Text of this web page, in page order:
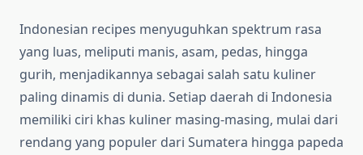
Indonesian recipes menyuguhkan spektrum rasa
yang luas, meliputi manis, asam, pedas, hingga
gurih, menjadikannya sebagai salah satu kuliner
paling dinamis di dunia. Setiap daerah di Indonesia
memiliki ciri khas kuliner masing-masing, mulai dari
rendang yang populer dari Sumatera hingga papeda